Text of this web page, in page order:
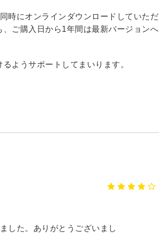
時にオンラインダウンロードしていただ
ご購入日から1年間は最新バージョンへ
ようサポートしてまいります。
した。ありがとうございまし